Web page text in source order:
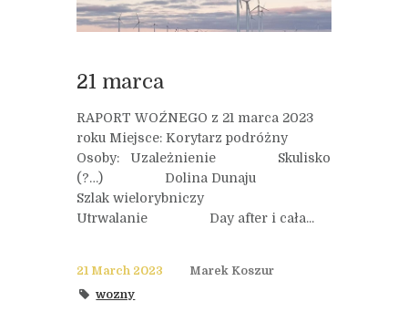
21 marca
RAPORT WOŹNEGO z 21 marca 2023
roku Miejsce: Korytarz podróżny
Osoby: Uzależnienie Skulisko
(?…) Dolina Dunaju
Szlak wielorybniczy
Utrwalanie Day after i cała...
21 March 2023
Marek Koszur
wozny